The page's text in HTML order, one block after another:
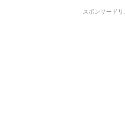
スポンサードリ